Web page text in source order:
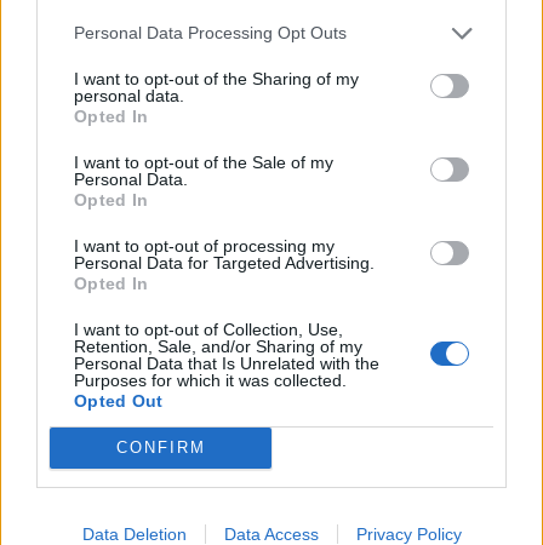
Personal Data Processing Opt Outs
I want to opt-out of the Sharing of my
personal data.
Opted In
I want to opt-out of the Sale of my
Personal Data.
Opted In
I want to opt-out of processing my
Personal Data for Targeted Advertising.
Opted In
I want to opt-out of Collection, Use,
Retention, Sale, and/or Sharing of my
Personal Data that Is Unrelated with the
Purposes for which it was collected.
Opted Out
CONFIRM
Data Deletion Data Access Privacy Policy
22:32
Υπόθεση Marfin: Έφθασε στην Ελλάδα η 46χρονη
κατηγορούμενη για εμπρησμό
Αυτές είναι οι πιο επικίνδυνες εβδομάδες για μεγάλες
πυρκαγιές
Χρήστος Δάντης: «Δεν περίμενα την αχαριστία, 22 χρόνια
μετά και συνάδελφοι προσπαθούν να ξεχάσουν ότι
Ξεκινούν τα δοκιμαστικά δρομολόγια της επέκτασης του
Μετρό Θεσσαλονίκης
Τζόκερ: Αυτοί είναι οι τυχεροί αριθμοί που κερδίζουν